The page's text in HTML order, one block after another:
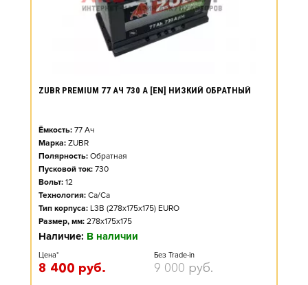
ZUBR PREMIUM 77 АЧ 730 А [EN] НИЗКИЙ ОБРАТНЫЙ
Ёмкость: 77 Ач
Марка: ZUBR
Полярность: Обратная
Пусковой ток: 730
Вольт: 12
Технология: Ca/Ca
Тип корпуса: L3B (278x175x175) EURO
Размер, мм: 278x175x175
Наличие: В наличии
Цена*
8 400 руб.
Без Trade-in
9 000 руб.